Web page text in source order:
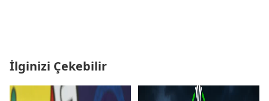
İlginizi Çekebilir